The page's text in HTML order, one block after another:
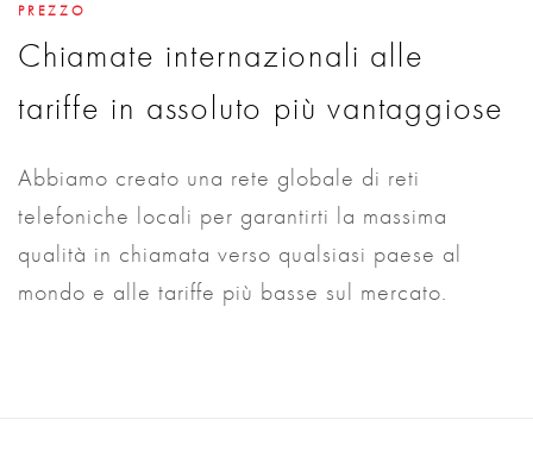
PREZZO
Chiamate internazionali alle
tariffe in assoluto più vantaggiose
Abbiamo creato una rete globale di reti
telefoniche locali per garantirti la massima
qualità in chiamata verso qualsiasi paese al
mondo e alle tariffe più basse sul mercato.